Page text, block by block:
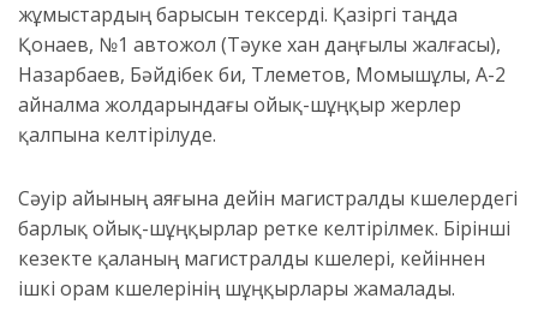
жұмыстардың барысын тексерді. Қазіргі таңда
Қонаев, №1 автожол (Тәуке хан даңғылы жалғасы),
Назарбаев, Бәйдібек би, Төлеметов, Момышұлы, А-2
айналма жолдарындағы ойық-шұңқыр жерлер
қалпына келтірілуде.
Сәуір айының аяғына дейін магистралды көшелердегі
барлық ойық-шұңқырлар ретке келтірілмек. Бірінші
кезекте қаланың магистралды көшелері, кейіннен
ішкі орам көшелерінің шұңқырлары жамалады.